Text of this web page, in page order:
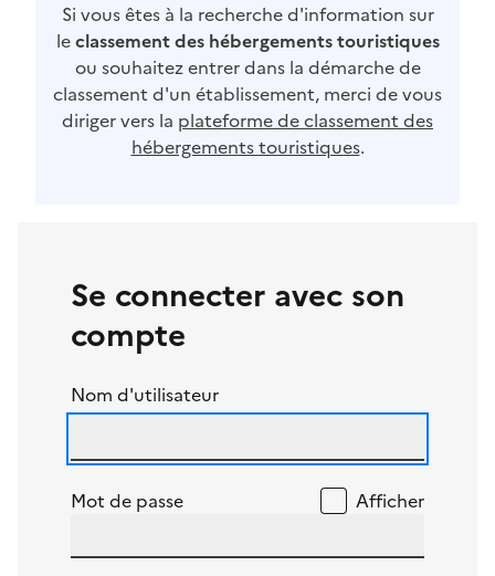
Si vous êtes à la recherche d'information sur
leclassement des hébergements touristiques
ou souhaitez entrer dans la démarche de
classement d'un établissement, merci de vous
diriger vers la plateforme de classement des
hébergements touristiques.
Se connecter avec son
compte
Nom d'utilisateur
Mot de passe Afficher